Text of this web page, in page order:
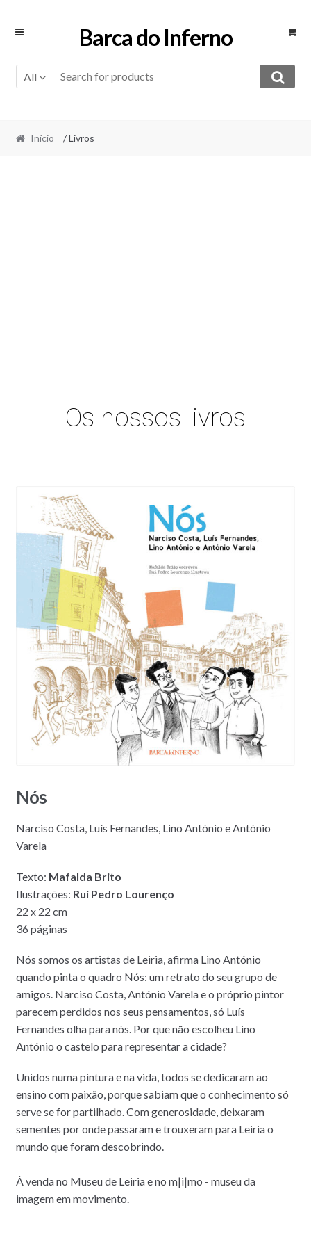
Skip
Skip
Barca do Inferno
All
Início / Livros
Os nossos livros
Nós
Narciso Costa, Luís Fernandes, Lino António e António
Varela
Texto: Mafalda Brito
Ilustrações: Rui Pedro Lourenço
22 x 22 cm
36 páginas
Nós somos os artistas de Leiria, afirma Lino António
quando pinta o quadro Nós: um retrato do seu grupo de
amigos. Narciso Costa, António Varela e o próprio pintor
parecem perdidos nos seus pensamentos, só Luís
Fernandes olha para nós. Por que não escolheu Lino
António o castelo para representar a cidade?
Unidos numa pintura e na vida, todos se dedicaram ao
ensino com paixão, porque sabiam que o conhecimento só
serve se for partilhado. Com generosidade, deixaram
sementes por onde passaram e trouxeram para Leiria o
mundo que foram descobrindo.
À venda no Museu de Leiria e no m|i|mo - museu da
imagem em movimento.